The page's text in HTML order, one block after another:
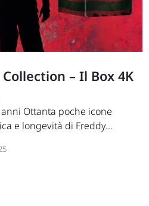
– Il Box 4K
Ottanta poche icone
e longevità di Freddy...